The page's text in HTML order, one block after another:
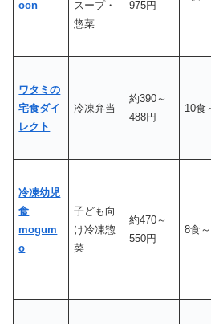
oon
スープ・
惣菜
975円
ワタミの
宅食ダイ
レクト
冷凍弁当
約390～
488円
10食
冷凍幼児
食
mogum
o
子ども向
け冷凍惣
菜
約470～
550円
8食～